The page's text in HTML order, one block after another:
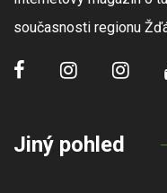
současnosti regionu
Jiný pohled